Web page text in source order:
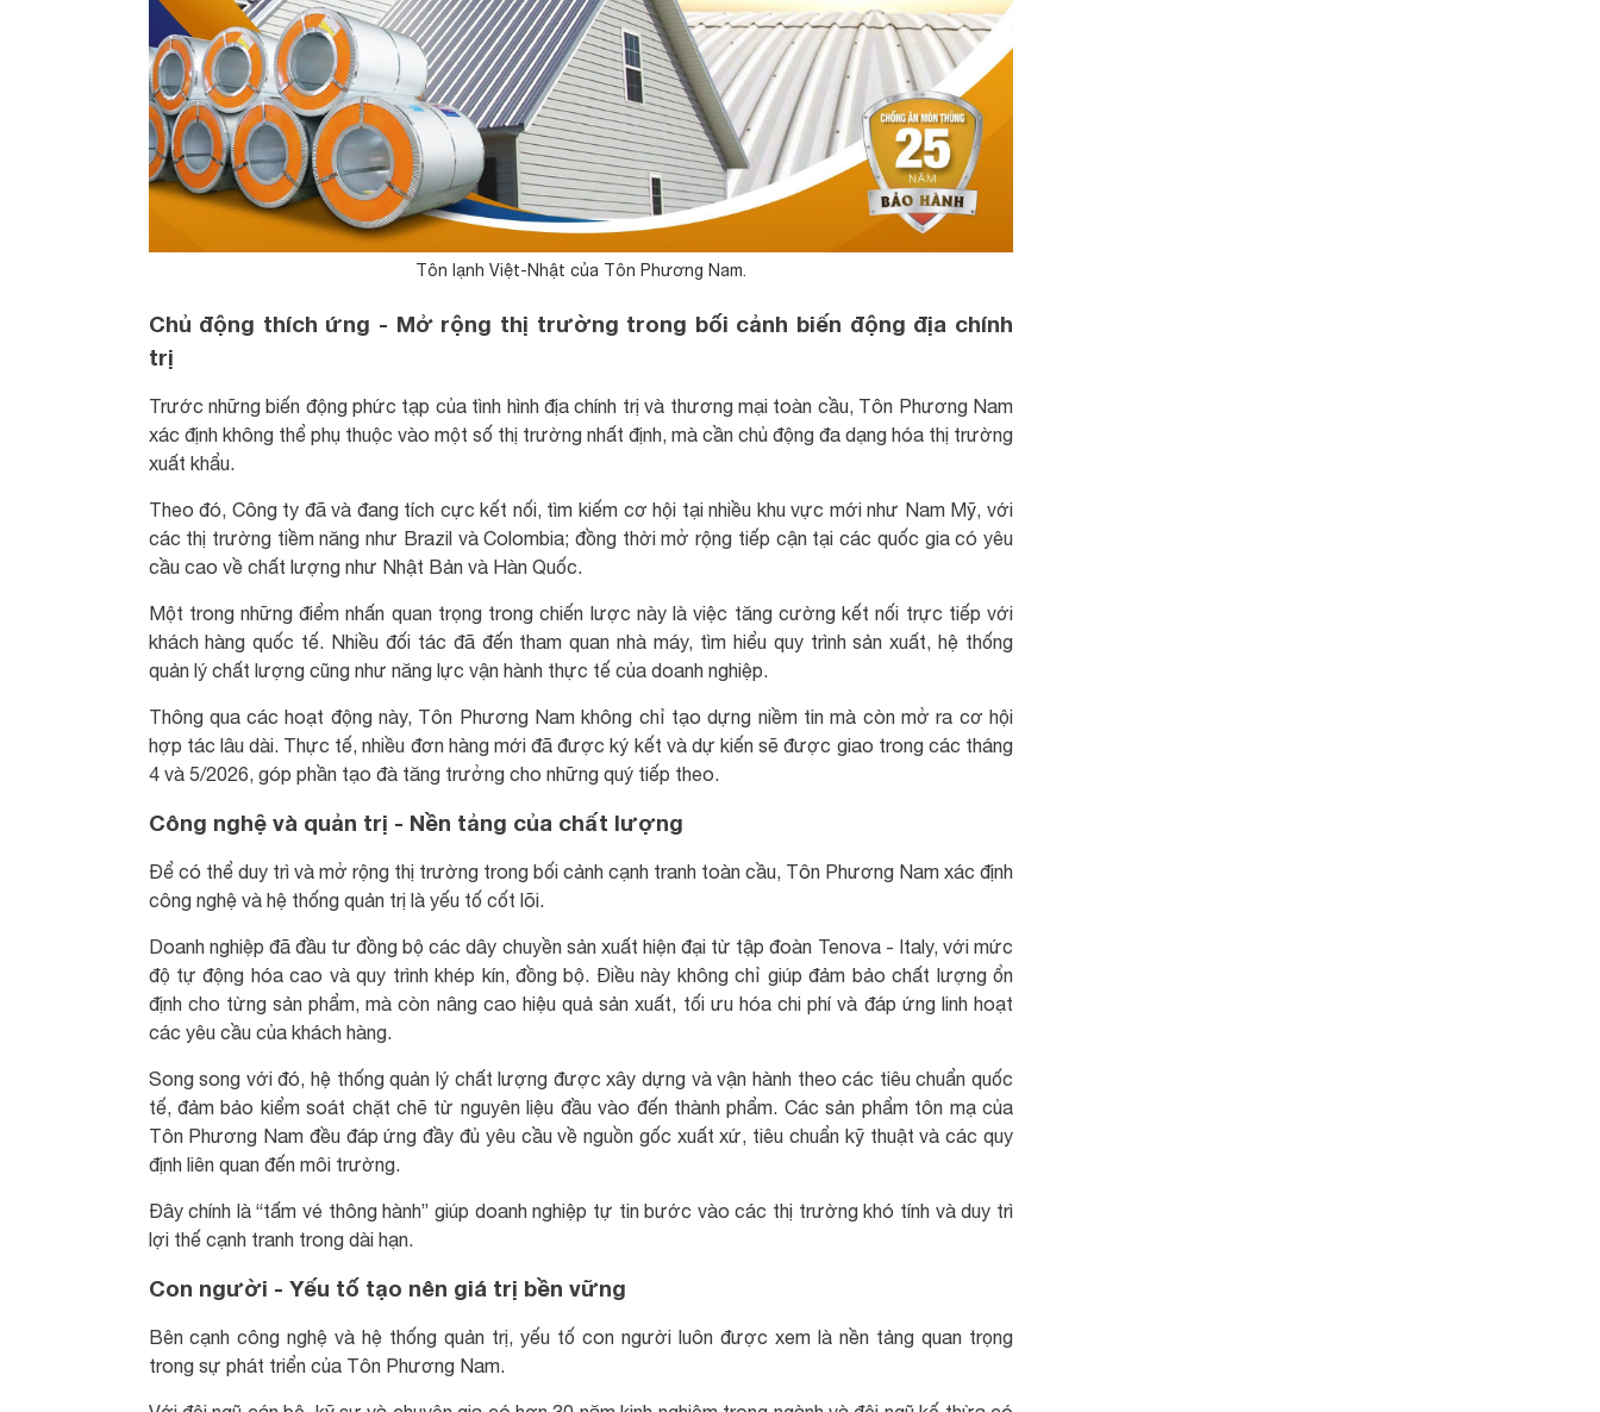
Tôn lạnh Việt-Nhật của Tôn Phương Nam.
Chủ động thích ứng - Mở rộng thị trường trong bối cảnh biến động địa chính
trị
Trước những biến động phức tạp của tình hình địa chính trị và thương mại toàn cầu, Tôn Phương Nam
xác định không thể phụ thuộc vào một số thị trường nhất định, mà cần chủ động đa dạng hóa thị trường
xuất khẩu.
Theo đó, Công ty đã và đang tích cực kết nối, tìm kiếm cơ hội tại nhiều khu vực mới như Nam Mỹ, với
các thị trường tiềm năng như Brazil và Colombia; đồng thời mở rộng tiếp cận tại các quốc gia có yêu
cầu cao về chất lượng như Nhật Bản và Hàn Quốc.
Một trong những điểm nhấn quan trọng trong chiến lược này là việc tăng cường kết nối trực tiếp với
khách hàng quốc tế. Nhiều đối tác đã đến tham quan nhà máy, tìm hiểu quy trình sản xuất, hệ thống
quản lý chất lượng cũng như năng lực vận hành thực tế của doanh nghiệp.
Thông qua các hoạt động này, Tôn Phương Nam không chỉ tạo dựng niềm tin mà còn mở ra cơ hội
hợp tác lâu dài. Thực tế, nhiều đơn hàng mới đã được ký kết và dự kiến sẽ được giao trong các tháng
4 và 5/2026, góp phần tạo đà tăng trưởng cho những quý tiếp theo.
Công nghệ và quản trị - Nền tảng của chất lượng
Để có thể duy trì và mở rộng thị trường trong bối cảnh cạnh tranh toàn cầu, Tôn Phương Nam xác định
công nghệ và hệ thống quản trị là yếu tố cốt lõi.
Doanh nghiệp đã đầu tư đồng bộ các dây chuyền sản xuất hiện đại từ tập đoàn Tenova - Italy, với mức
độ tự động hóa cao và quy trình khép kín, đồng bộ. Điều này không chỉ giúp đảm bảo chất lượng ổn
định cho từng sản phẩm, mà còn nâng cao hiệu quả sản xuất, tối ưu hóa chi phí và đáp ứng linh hoạt
các yêu cầu của khách hàng.
Song song với đó, hệ thống quản lý chất lượng được xây dựng và vận hành theo các tiêu chuẩn quốc
tế, đảm bảo kiểm soát chặt chẽ từ nguyên liệu đầu vào đến thành phẩm. Các sản phẩm tôn mạ của
Tôn Phương Nam đều đáp ứng đầy đủ yêu cầu về nguồn gốc xuất xứ, tiêu chuẩn kỹ thuật và các quy
định liên quan đến môi trường.
Đây chính là “tấm vé thông hành” giúp doanh nghiệp tự tin bước vào các thị trường khó tính và duy trì
lợi thế cạnh tranh trong dài hạn.
Con người - Yếu tố tạo nên giá trị bền vững
Bên cạnh công nghệ và hệ thống quản trị, yếu tố con người luôn được xem là nền tảng quan trọng
trong sự phát triển của Tôn Phương Nam.